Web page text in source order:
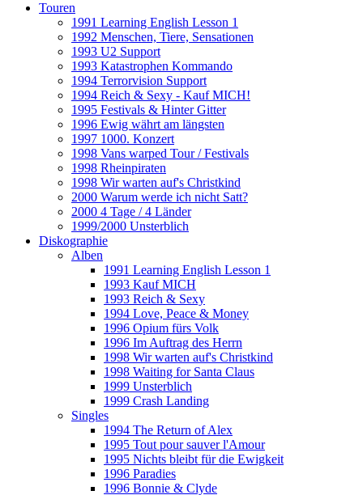
Touren
1991 Learning English Lesson 1
1992 Menschen, Tiere, Sensationen
1993 U2 Support
1993 Katastrophen Kommando
1994 Terrorvision Support
1994 Reich & Sexy - Kauf MICH!
1995 Festivals & Hinter Gitter
1996 Ewig währt am längsten
1997 1000. Konzert
1998 Vans warped Tour / Festivals
1998 Rheinpiraten
1998 Wir warten auf's Christkind
2000 Warum werde ich nicht Satt?
2000 4 Tage / 4 Länder
1999/2000 Unsterblich
Diskographie
Alben
1991 Learning English Lesson 1
1993 Kauf MICH
1993 Reich & Sexy
1994 Love, Peace & Money
1996 Opium fürs Volk
1996 Im Auftrag des Herrn
1998 Wir warten auf's Christkind
1998 Waiting for Santa Claus
1999 Unsterblich
1999 Crash Landing
Singles
1994 The Return of Alex
1995 Tout pour sauver l'Amour
1995 Nichts bleibt für die Ewigkeit
1996 Paradies
1996 Bonnie & Clyde